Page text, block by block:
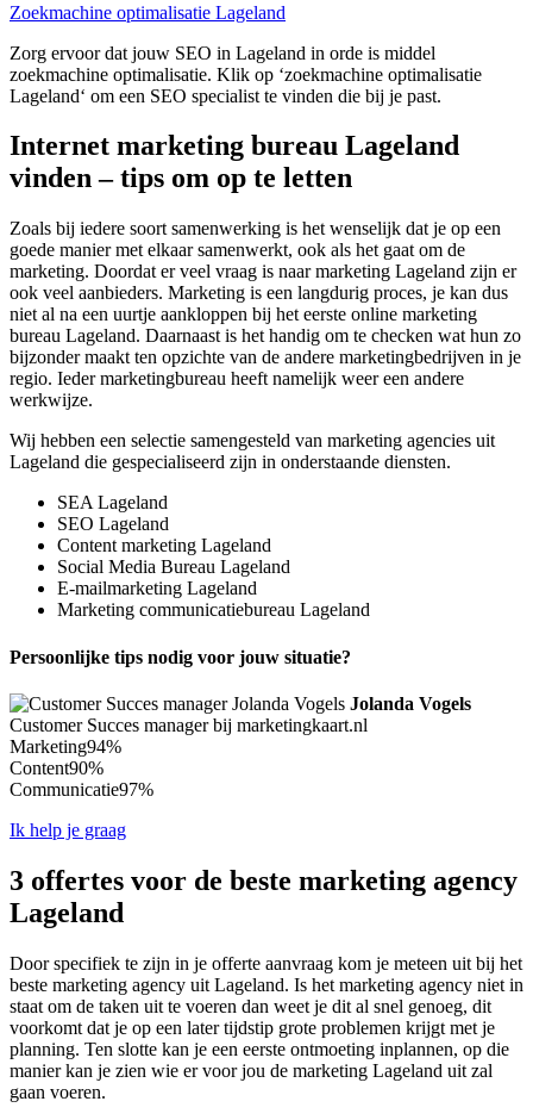
Zoekmachine optimalisatie Lageland
Zorg ervoor dat jouw SEO in Lageland in orde is middel
zoekmachine optimalisatie. Klik op ‘zoekmachine optimalisatie
Lageland‘ om een SEO specialist te vinden die bij je past.
Internet marketing bureau Lageland
vinden – tips om op te letten
Zoals bij iedere soort samenwerking is het wenselijk dat je op een
goede manier met elkaar samenwerkt, ook als het gaat om de
marketing. Doordat er veel vraag is naar marketing Lageland zijn er
ook veel aanbieders. Marketing is een langdurig proces, je kan dus
niet al na een uurtje aankloppen bij het eerste online marketing
bureau Lageland. Daarnaast is het handig om te checken wat hun zo
bijzonder maakt ten opzichte van de andere marketingbedrijven in je
regio. Ieder marketingbureau heeft namelijk weer een andere
werkwijze.
Wij hebben een selectie samengesteld van marketing agencies uit
Lageland die gespecialiseerd zijn in onderstaande diensten.
SEA Lageland
SEO Lageland
Content marketing Lageland
Social Media Bureau Lageland
E-mailmarketing Lageland
Marketing communicatiebureau Lageland
Persoonlijke tips nodig voor jouw situatie?
Jolanda Vogels
Customer Succes manager bij marketingkaart.nl
Marketing94%
Content90%
Communicatie97%
Ik help je graag
3 offertes voor de beste marketing agency
Lageland
Door specifiek te zijn in je offerte aanvraag kom je meteen uit bij het
beste marketing agency uit Lageland. Is het marketing agency niet in
staat om de taken uit te voeren dan weet je dit al snel genoeg, dit
voorkomt dat je op een later tijdstip grote problemen krijgt met je
planning. Ten slotte kan je een eerste ontmoeting inplannen, op die
manier kan je zien wie er voor jou de marketing Lageland uit zal
gaan voeren.